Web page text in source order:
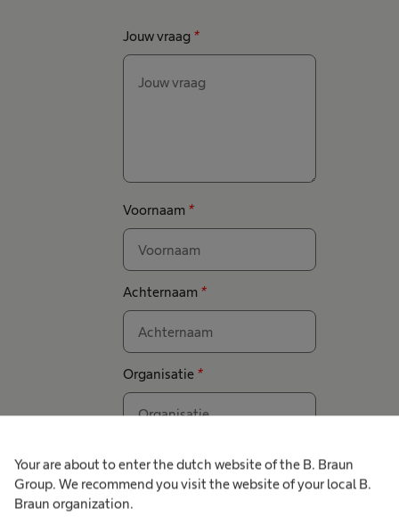
Your are about to enter the dutch website of the B. Braun
Group. We recommend you visit the website of your local B.
Braun organization.
Jouw vraag *
Voornaam *
Achternaam *
Organisatie *
Functie